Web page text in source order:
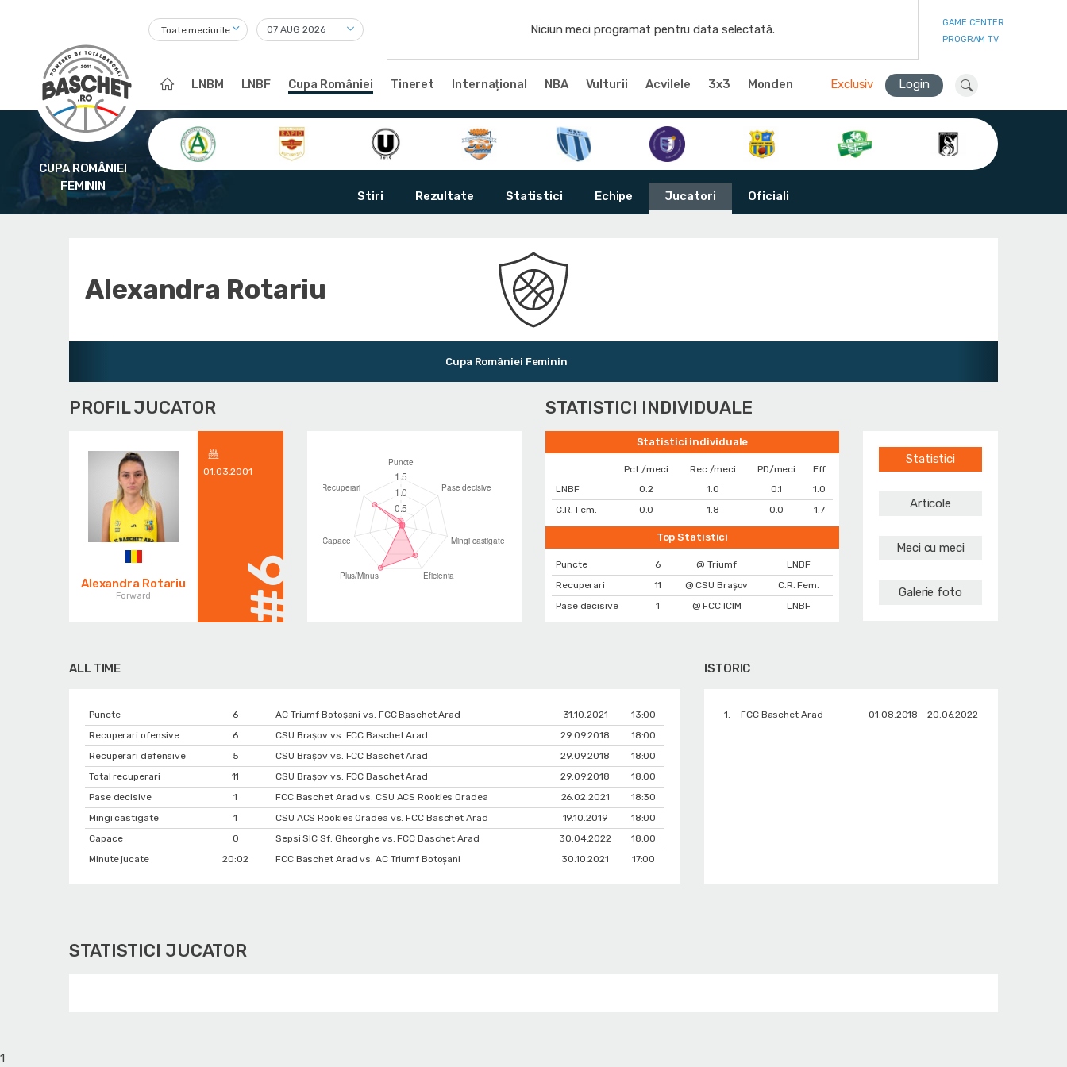
Toate meciurile Niciun meci programat pentru data selectată.
GAME CENTER
PROGRAM TV
LNBM LNBF Cupa României Tineret Internațional NBA Vulturii Acvilele 3x3 Monden Exclusiv Login
CUPA ROMÂNIEI
FEMININ
Stiri Rezultate Statistici Echipe Jucatori Oficiali
Alexandra Rotariu
Cupa României Feminin
PROFIL JUCATOR
Alexandra Rotariu
Forward
01.03.2001
#6
STATISTICI INDIVIDUALE
Statistici individuale
Pct./meci Rec./meci PD/meci
Eff
LNBF
0.2 1.0 0.1
1.0
C.R. Fem.
0.0 1.8 0.0 1.7
Top Statistici
Puncte 6 @ Triumf
LNBF
Recuperari
11 @ CSU Brașov
C.R. Fem.
Pase decisive
1 @ FCC ICIM LNBF
Statistici
Articole
Meci cu meci
Galerie foto
ALL TIME
Puncte 6 AC Triumf Botoșani vs. FCC Baschet Arad 31.10.2021
13:00
Recuperari ofensive
6 CSU Braşov vs. FCC Baschet Arad 29.09.2018
18:00
Recuperari defensive
5 CSU Braşov vs. FCC Baschet Arad 29.09.2018
18:00
Total recuperari
11 CSU Braşov vs. FCC Baschet Arad 29.09.2018
18:00
Pase decisive
1 FCC Baschet Arad vs. CSU ACS Rookies Oradea 26.02.2021
18:30
Mingi castigate
1 CSU ACS Rookies Oradea vs. FCC Baschet Arad 19.10.2019
18:00
Capace
0 Sepsi SIC Sf. Gheorghe vs. FCC Baschet Arad 30.04.2022
18:00
Minute jucate
20:02 FCC Baschet Arad vs. AC Triumf Botoșani 30.10.2021 17:00
ISTORIC
1. FCC Baschet Arad 01.08.2018 - 20.06.2022
STATISTICI JUCATOR
1